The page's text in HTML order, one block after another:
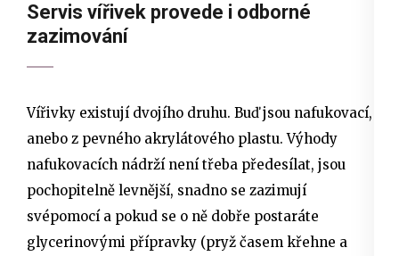
Servis vířivek provede i odborné
zazimování
Vířivky existují dvojího druhu. Buď jsou nafukovací,
anebo z pevného akrylátového plastu. Výhody
nafukovacích nádrží není třeba předesílat, jsou
pochopitelně levnější, snadno se zazimují
svépomocí a pokud se o ně dobře postaráte
glycerinovými přípravky (pryž časem křehne a